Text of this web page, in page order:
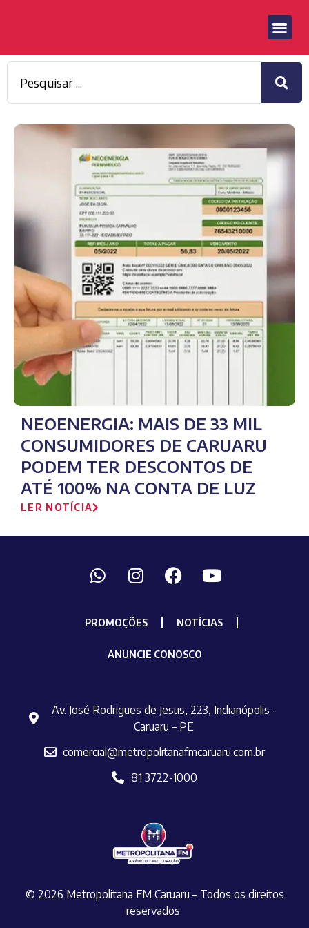
NEOENERGIA: MAIS DE 33 MIL
CONSUMIDORES DE CARUARU
PODEM TER DESCONTOS DE
ATÉ 100% NA CONTA DE LUZ
LER NOTÍCIA
PROMOÇÕES NOTÍCIAS
ANUNCIE CONOSCO
Av. José Rodrigues de Jesus, 223, Indianópolis -
Caruaru – PE
comercial@metropolitanafmcaruaru.com.br
81 3722-1000
© 2026 Metropolitana FM Caruaru – Todos os direitos
reservados